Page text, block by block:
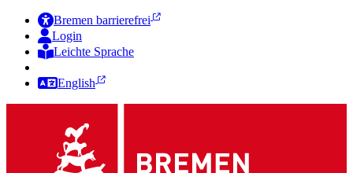
Bremen barrierefrei
Login
Leichte Sprache
English